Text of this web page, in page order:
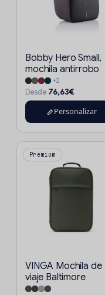
Bobby Hero Small,
mochila antirrobo
+2
Desde 76,63€
Personalizar
Premium
VINGA Mochila de
viaje Baltimore